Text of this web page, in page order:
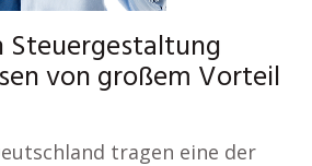
Steuergestaltung
von großem Vorteil
tragen eine der